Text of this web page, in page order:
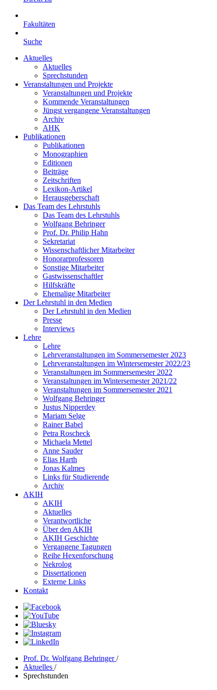
Fakultäten
Suche
Aktuelles
Aktuelles
Sprechstunden
Veranstaltungen und Projekte
Veranstaltungen und Projekte
Kommende Veranstaltungen
Jüngst vergangene Veranstaltungen
Archiv
AHK
Publikationen
Publikationen
Monographien
Editionen
Beiträge
Zeitschriften
Lexikon-Artikel
Herausgeberschaft
Das Team des Lehrstuhls
Das Team des Lehrstuhls
Wolfgang Behringer
Prof. Dr. Philip Hahn
Sekretariat
Wissenschaftlicher Mitarbeiter
Honorarprofessoren
Sonstige Mitarbeiter
Gastwissenschaftler
Hilfskräfte
Ehemalige Mitarbeiter
Der Lehrstuhl in den Medien
Der Lehrstuhl in den Medien
Presse
Interviews
Lehre
Lehre
Lehrveranstaltungen im Sommersemester 2023
Lehrveranstaltungen im Wintersemester 2022/23
Veranstaltungen im Sommersemester 2022
Veranstaltungen im Wintersemester 2021/22
Veranstaltungen im Sommersemester 2021
Wolfgang Behringer
Justus Nipperdey
Mariam Selge
Rainer Babel
Petra Roscheck
Michaela Mettel
Anne Sauder
Elias Harth
Jonas Kalmes
Links für Studierende
Archiv
AKIH
AKIH
Aktuelles
Verantwortliche
Über den AKIH
AKIH Geschichte
Vergangene Tagungen
Reihe Hexenforschung
Nekrolog
Dissertationen
Externe Links
Kontakt
Prof. Dr. Wolfgang Behringer/
Aktuelles /
Sprechstunden